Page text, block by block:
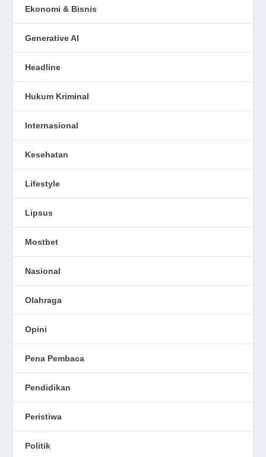
Ekonomi & Bisnis
Generative AI
Headline
Hukum Kriminal
Internasional
Kesehatan
Lifestyle
Lipsus
Mostbet
Nasional
Olahraga
Opini
Pena Pembaca
Pendidikan
Peristiwa
Politik